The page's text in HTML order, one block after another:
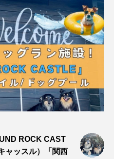
ROCK CAST
ャッスル）「関西